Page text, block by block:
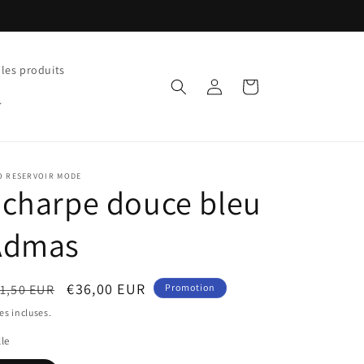
les produits
Connexion Panier
RESERVOIR MODE
douce bleu
EUR
Prix
€36,00 EUR Promotion
incluses.